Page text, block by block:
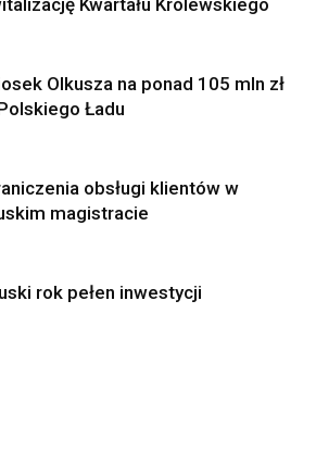
Kwartału Królewskiego
Olkusza na ponad 105 mln zł
Ładu
obsługi klientów w
magistracie
rok pełen inwestycji